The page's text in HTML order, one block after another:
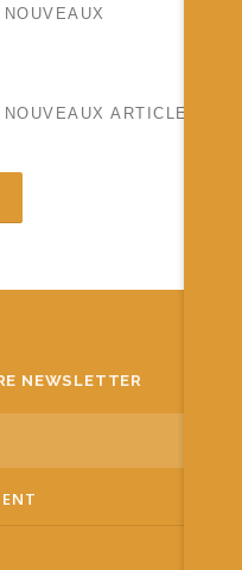
ARTICLES
NEWSLETTER